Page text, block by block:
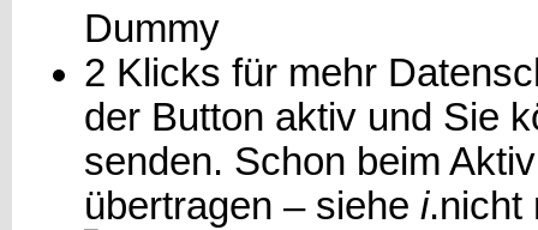
2 Klicks für mehr
der Button aktiv und Sie
senden. Schon beim
übertragen – siehe i.nicht